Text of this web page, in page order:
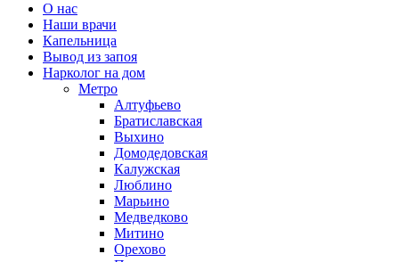
О нас
Наши врачи
Капельница
Вывод из запоя
Нарколог на дом
Метро
Алтуфьево
Братиславская
Выхино
Домодедовская
Калужская
Люблино
Марьино
Медведково
Митино
Орехово